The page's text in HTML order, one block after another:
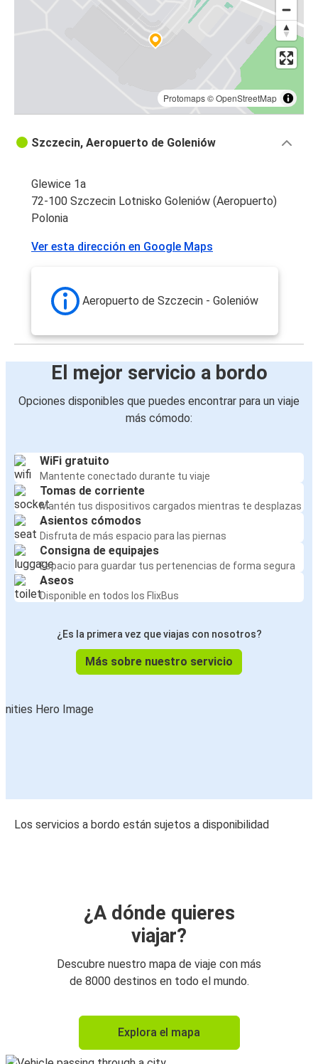
Protomaps©OpenStreetMap
Szczecin, Aeropuerto de Goleniów
Glewice 1a
72-100 Szczecin Lotnisko Goleniów (Aeropuerto)
Polonia
Ver esta dirección en Google Maps
Aeropuerto de Szczecin - Goleniów
El mejor servicio a bordo
Opciones disponibles que puedes encontrar para un viaje
más cómodo:
WiFi gratuito
Mantente conectado durante tu viaje
Tomas de corriente
Mantén tus dispositivos cargados mientras te desplazas
Asientos cómodos
Disfruta de más espacio para las piernas
Consigna de equipajes
Espacio para guardar tus pertenencias de forma segura
Aseos
Disponible en todos los FlixBus
¿Es la primera vez que viajas con nosotros?
Más sobre nuestro servicio
Los servicios a bordo están sujetos a disponibilidad
¿A dónde quieres
viajar?
Descubre nuestro mapa de viaje con más
de 8000 destinos en todo el mundo.
Explora el mapa